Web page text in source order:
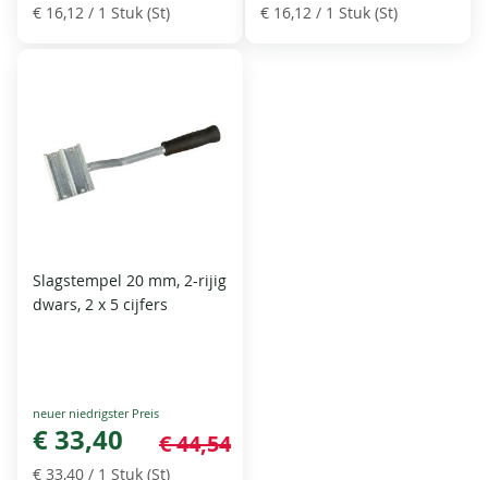
€ 16,12 / 1 Stuk (St) € 16,12 / 1 Stuk (St)
Slagstempel 20 mm, 2-rijig
dwars, 2 x 5 cijfers
Special
Price
€ 33,40 € 44,54
€ 33,40 / 1 Stuk (St)